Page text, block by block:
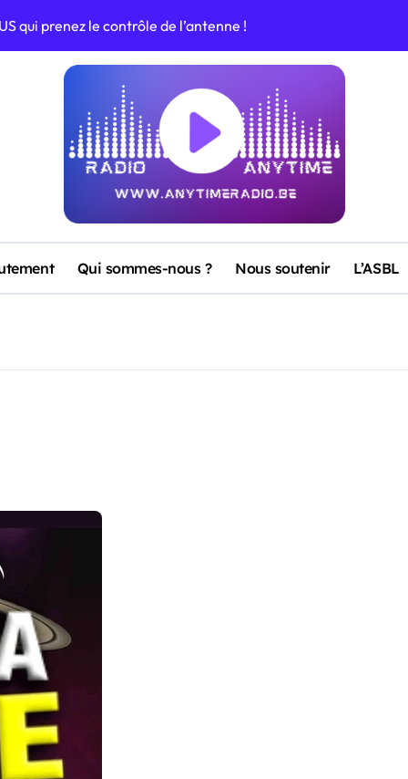
qui prenez le contrôle de l’antenne !
de vos vacances !
Loka Tika Nilo Makata Niro »
Anytime Radio
Radio avec son nouveau titre
Anytime Radio
hits du moment !
Qui sommes-nous ? Nous soutenir L’ASBL